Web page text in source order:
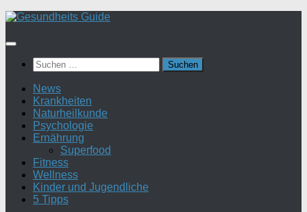
Suchen
nach:
News
Krankheiten
Naturheilkunde
Psychologie
Ernährung
Superfood
Fitness
Wellness
Kinder und Jugendliche
5 Tipps